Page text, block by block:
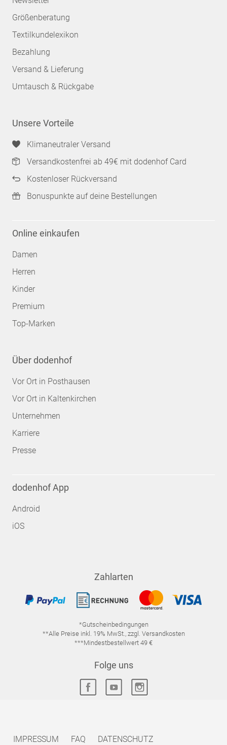
Größenberatung
Textilkundelexikon
Bezahlung
Versand & Lieferung
Umtausch & Rückgabe
Unsere Vorteile
Klimaneutraler Versand
Versandkostenfrei ab 49€ mit dodenhof Card
Kostenloser Rückversand
Bonuspunkte auf deine Bestellungen
Online einkaufen
Damen
Herren
Kinder
Premium
Top-Marken
Über dodenhof
Vor Ort in Posthausen
Vor Ort in Kaltenkirchen
Unternehmen
Karriere
Presse
dodenhof App
Android
iOS
Zahlarten
*Gutscheinbedingungen
**Alle Preise inkl. 19% MwSt., zzgl. Versandkosten
***Mindestbestellwert 49 €
Folge uns
IMPRESSUM FAQ DATENSCHUTZ